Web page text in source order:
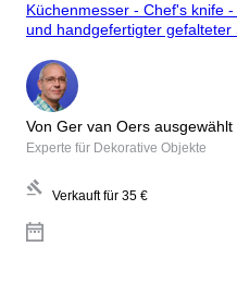
Küchenmesser - Chef's knife
und handgefertigter gefalteter
Von Ger van Oers ausgewählt
Experte für Dekorative Objekte
Verkauft für 35 €